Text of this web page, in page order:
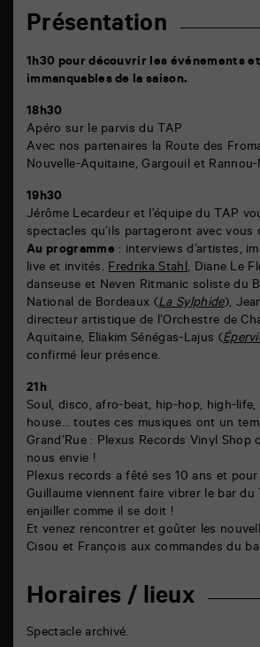
Présentation
1h30 pour découvrir les événements
immanquables de la saison.
18h30
Apéro sur le parvis du TAP
Avec nos partenaires la Route des
Nouvelle-Aquitaine, Gargouil et Rannou-
19h30
Jérôme Lecardeur et l’équipe du TAP
spectacles qu’ils partageront avec vous
Au programme : interviews d’artistes,
live et invités.Fredrika Stahl, Diane Le
danseuse et Neven Ritmanic soliste du
National de Bordeaux (La Sylphide),
directeur artistique de l’Orchestre de
Aquitaine, Eliakim Sénégas-Lajus (
confirmé leur présence.
21h
Soul, disco, afro-beat, hip-hop, high-life,
house… toutes ces musiques ont un
Grand’Rue : Plexus Records Vinyl Shop
nous envie !
Plexus records a fêté ses 10 ans et pour
Guillaume viennent faire vibrer le bar du
enjailler comme il se doit !
Et venez rencontrer et goûter les
Cisou et François aux commandes du
Horaires / lieux
Spectacle archivé.